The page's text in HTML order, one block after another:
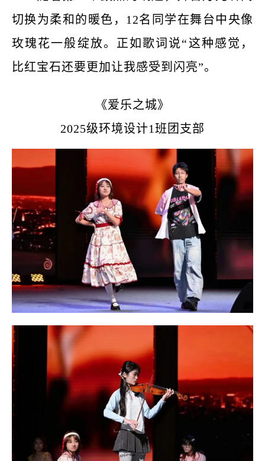
切换为柔和的暖色， 12名同学在舞台中央像
玫瑰花一般绽放。正如歌词说“这种感觉，
比红宝石还要更加让我感受到闪亮”。
《爱乐之城》
2025级环境设计1班团支部